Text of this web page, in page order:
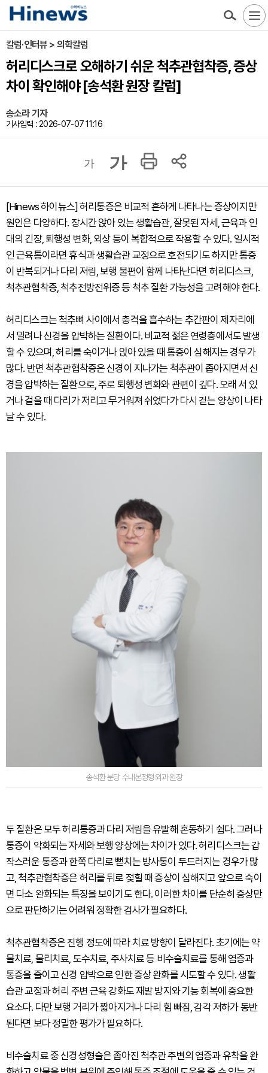
칼럼·인터뷰 > 의학칼럼
허리디스크로 오해하기 쉬운 척추관협착증, 증상
차이 확인해야 [송석환 원장 칼럼]
송소라 기자
기사입력 : 2026-07-07 11:16
가 가
[Hinews 하이뉴스] 허리통증은 비교적 흔하게 나타나는 증상이지만
원인은 다양하다. 장시간 앉아 있는 생활습관, 잘못된 자세, 근육과 인
대의 긴장, 퇴행성 변화, 외상 등이 복합적으로 작용할 수 있다. 일시적
인 근육통이라면 휴식과 생활습관 교정으로 호전되기도 하지만 통증
이 반복되거나 다리 저림, 보행 불편이 함께 나타난다면 허리디스크,
척추관협착증, 척추전방전위증 등 척추 질환 가능성을 고려해야 한다.
허리디스크는 척추뼈 사이에서 충격을 흡수하는 추간판이 제자리에
서 밀려나 신경을 압박하는 질환이다. 비교적 젊은 연령층에서도 발생
할 수 있으며, 허리를 숙이거나 앉아 있을 때 통증이 심해지는 경우가
많다. 반면 척추관협착증은 신경이 지나가는 척추관이 좁아지면서 신
경을 압박하는 질환으로, 주로 퇴행성 변화와 관련이 깊다. 오래 서 있
거나 걸을 때 다리가 저리고 무거워져 쉬었다가 다시 걷는 양상이 나타
날 수 있다.
송석환 분당 수내본정형외과 원장
두 질환은 모두 허리통증과 다리 저림을 유발해 혼동하기 쉽다. 그러나
통증이 악화되는 자세와 보행 양상에는 차이가 있다. 허리디스크는 갑
작스러운 통증과 한쪽 다리로 뻗치는 방사통이 두드러지는 경우가 많
고, 척추관협착증은 허리를 뒤로 젖힐 때 증상이 심해지고 앞으로 숙이
면 다소 완화되는 특징을 보이기도 한다. 이러한 차이를 단순히 증상만
으로 판단하기는 어려워 정확한 검사가 필요하다.
척추관협착증은 진행 정도에 따라 치료 방향이 달라진다. 초기에는 약
물치료, 물리치료, 도수치료, 주사치료 등 비수술치료를 통해 염증과
통증을 줄이고 신경 압박으로 인한 증상 완화를 시도할 수 있다. 생활
습관 교정과 허리 주변 근육 강화도 재발 방지와 기능 회복에 중요한
요소다. 다만 보행 거리가 짧아지거나 다리 힘 빠짐, 감각 저하가 동반
된다면 보다 정밀한 평가가 필요하다.
비수술치료 중 신경성형술은 좁아진 척추관 주변의 염증과 유착을 완